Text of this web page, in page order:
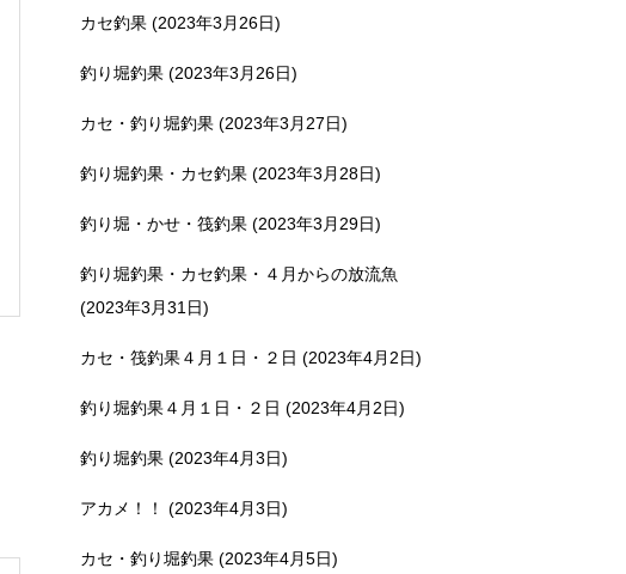
カセ釣果 (2023年3月26日)
釣り堀釣果 (2023年3月26日)
カセ・釣り堀釣果 (2023年3月27日)
釣り堀釣果・カセ釣果 (2023年3月28日)
釣り堀・かせ・筏釣果 (2023年3月29日)
釣り堀釣果・カセ釣果・４月からの放流魚
(2023年3月31日)
カセ・筏釣果４月１日・２日 (2023年4月2日)
釣り堀釣果４月１日・２日 (2023年4月2日)
釣り堀釣果 (2023年4月3日)
アカメ！！ (2023年4月3日)
カセ・釣り堀釣果 (2023年4月5日)